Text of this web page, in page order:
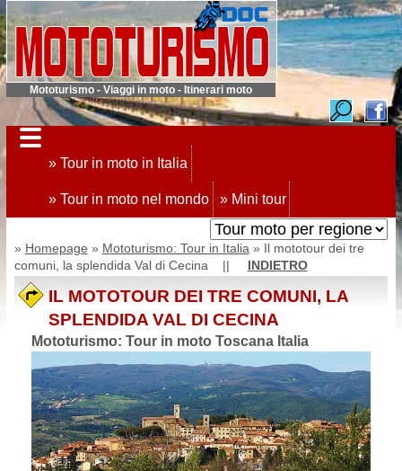
Mototurismo - Viaggi in moto - Itinerari moto
» Tour in moto in Italia
» Tour in moto nel mondo » Mini tour
» Homepage » Mototurismo: Tour in Italia » Il mototour dei tre
comuni, la splendida Val di Cecina || INDIETRO
IL MOTOTOUR DEI TRE COMUNI, LA
SPLENDIDA VAL DI CECINA
Mototurismo: Tour in moto Toscana Italia